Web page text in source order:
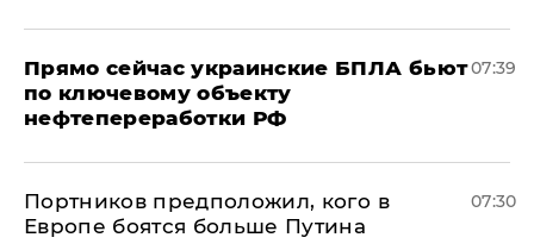
Прямо сейчас украинские БПЛА бьют
по ключевому объекту
нефтепереработки РФ
07:39
Портников предположил, кого в
Европе боятся больше Путина
07:30